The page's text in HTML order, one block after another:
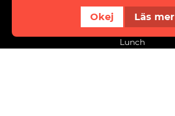
Event
Lunch
Okej Läs mer